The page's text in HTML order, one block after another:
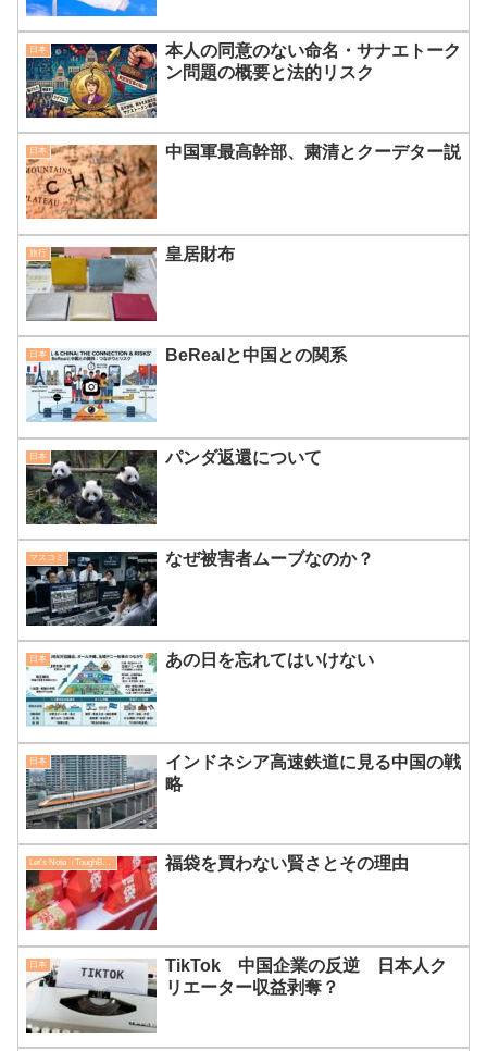
日本
本人の同意のない命名・サナエトーク
ン問題の概要と法的リスク
日本 中国軍最高幹部、粛清とクーデター説
旅行 皇居財布
日本 BeRealと中国との関系
日本 パンダ返還について
マスコミ なぜ被害者ムーブなのか？
日本 あの日を忘れてはいけない
日本
インドネシア高速鉄道に見る中国の戦
略
Let's Note（ToughBook） 福袋を買わない賢さとその理由
日本
TikTok 中国企業の反逆 日本人ク
リエーター収益剥奪？